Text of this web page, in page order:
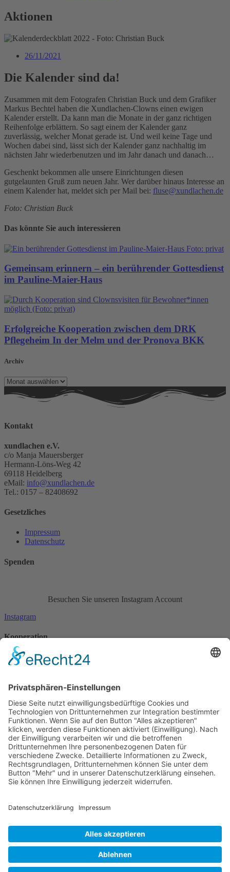
Aktionen
26/11/2021
Die Kalender sind da!
Zusammen mit dem Fotografen Christian Buck und dem Grafiker
Markus Bechtel haben die Xundlachen-Clowns einen ewigen
Kalender erstellt. Da kann man die Monate in der ganz richtigen
Reihenfolge erblättern. So sagt einem der Kalender ganz
zuverlässig, welcher Monat gerade ist. Und weil keine Tage und
Wochen dabei sind, lässt sich der Kalender ganz nachhaltig im
nächsten Jahr wiederbenutzen und im Jahr danach und danach…
Geschenkt bekommen alle unsere Einrichtungen diesen
gutgelaunten Gruß zum neuen Jahr. Wer darüber hinaus Interesse an
einem Kalender hat, meldet sich per Mail bei: fluse@xundlachen.de
Foto: Christian Buck
Das könnte Sie auch interessieren
Gemeinsam erinnern – ein berührender Gottesdienst
im Pauline-Maier-Haus
Erfolgreiche Kooperation zwischen dem DRK
Pflegeheim In der Melm und der Pronova BKK
Archiv
Archiv
Kontakt
xundlachen e.V.
c/o Manja Mauersberger
Hermann-Löns-Weg 42
69118 Heidelberg
eMail: info@xundlachen.de
Tel.: 0157 – 82408692
Gesetzliches
Impressum
Datenschutz
Spenden
Besuchen Sie unseren Instagram Account
Instagram
Kooperation
Die Pflegekasse der Pronova Betriebskrankenkasse und xundlachen
e.V. sind Kooperationspartner.
Förderung
Die Stiftung Sparkasse Heidelberg fördert
xundlachen e.V. ist Mitglied im